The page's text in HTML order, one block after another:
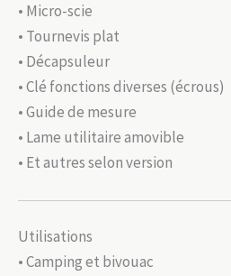
• Micro-scie
• Tournevis plat
• Décapsuleur
• Clé fonctions diverses (écrous)
• Guide de mesure
• Lame utilitaire amovible
• Et autres selon version
Utilisations
• Camping et bivouac